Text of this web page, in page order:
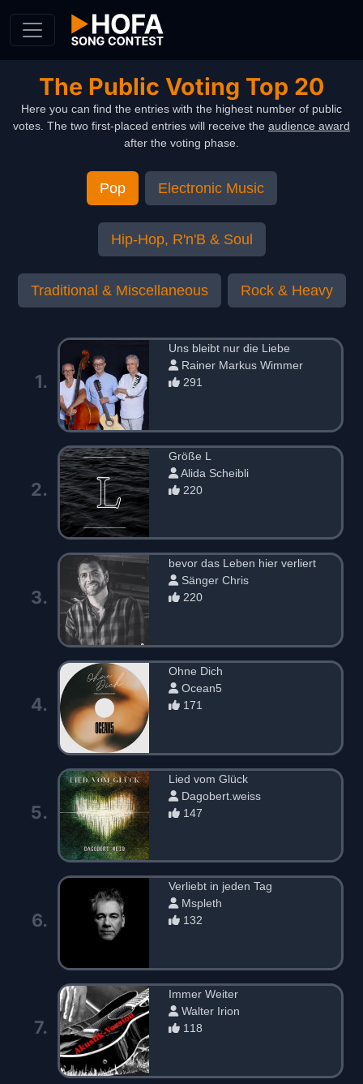
The Public Voting Top 20
Here you can find the entries with the highest number of public
votes. The two first-placed entries will receive the audience award
after the voting phase.
Pop Electronic Music
Hip-Hop, R'n'B & Soul
Traditional & Miscellaneous Rock & Heavy
1.
Uns bleibt nur die Liebe
Rainer Markus Wimmer
291
2.
Größe L
Alida Scheibli
220
3.
bevor das Leben hier verliert
Sänger Chris
220
4.
Ohne Dich
Ocean5
171
5.
Lied vom Glück
Dagobert.weiss
147
6.
Verliebt in jeden Tag
Mspleth
132
7.
Immer Weiter
Walter Irion
118